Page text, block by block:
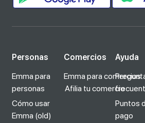
Personas
Emma para
personas
Cómo usar
Emma (old)
Comercios
Emma para comercios
Afilia tu comercio
Ayuda
Puntos
pago